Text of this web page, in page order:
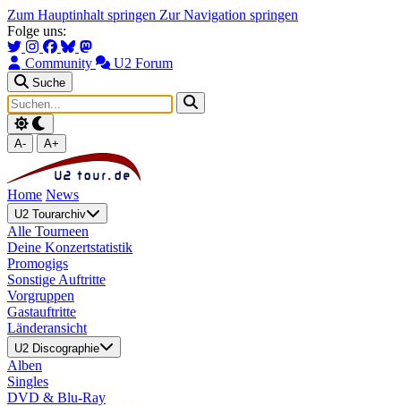
Zum Hauptinhalt springen Zur Navigation springen
Folge uns:
Community U2 Forum
Suche
A- A+
Home News
U2 Tourarchiv
Alle Tourneen
Deine Konzertstatistik
Promogigs
Sonstige Auftritte
Vorgruppen
Gastauftritte
Länderansicht
U2 Discographie
Alben
Singles
DVD & Blu-Ray